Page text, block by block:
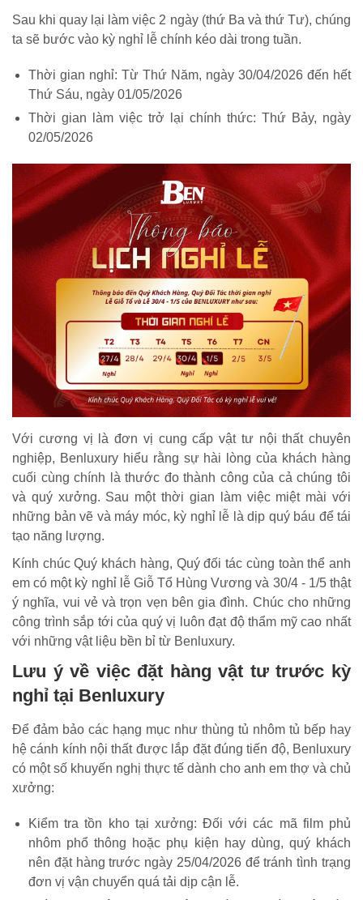
Sau khi quay lại làm việc 2 ngày (thứ Ba và thứ Tư), chúng
ta sẽ bước vào kỳ nghỉ lễ chính kéo dài trong tuần.
Thời gian nghỉ: Từ Thứ Năm, ngày 30/04/2026 đến hết
Thứ Sáu, ngày 01/05/2026
Thời gian làm việc trở lại chính thức: Thứ Bảy, ngày
02/05/2026
Với cương vị là đơn vị cung cấp vật tư nội thất chuyên
nghiệp, Benluxury hiểu rằng sự hài lòng của khách hàng
cuối cùng chính là thước đo thành công của cả chúng tôi
và quý xưởng. Sau một thời gian làm việc miệt mài với
những bản vẽ và máy móc, kỳ nghỉ lễ là dịp quý báu để tái
tạo năng lượng.
Kính chúc Quý khách hàng, Quý đối tác cùng toàn thể anh
em có một kỳ nghỉ lễ Giỗ Tổ Hùng Vương và 30/4 - 1/5 thật
ý nghĩa, vui vẻ và trọn vẹn bên gia đình. Chúc cho những
công trình sắp tới của quý vị luôn đạt độ thẩm mỹ cao nhất
với những vật liệu bền bỉ từ Benluxury.
Lưu ý về việc đặt hàng vật tư trước kỳ
nghỉ tại Benluxury
Để đảm bảo các hạng mục như thùng tủ nhôm tủ bếp hay
hệ cánh kính nội thất được lắp đặt đúng tiến độ, Benluxury
có một số khuyến nghị thực tế dành cho anh em thợ và chủ
xưởng:
Kiểm tra tồn kho tại xưởng: Đối với các mã film phủ
nhôm phổ thông hoặc phụ kiện hay dùng, quý khách
nên đặt hàng trước ngày 25/04/2026 để tránh tình trạng
đơn vị vận chuyển quá tải dịp cận lễ.